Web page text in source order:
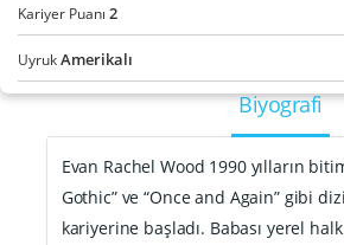
Kariyer Puanı 2
UyrukAmerikalı
Biyografi
Evan Rachel Wood 1990 yılların
Gothic” ve “Once and Again” gibi
kariyerine başladı. Babası yerel